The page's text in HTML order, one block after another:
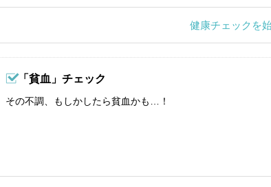
健康チェックを
「貧血」チェック
その不調、もしかしたら貧血かも…！